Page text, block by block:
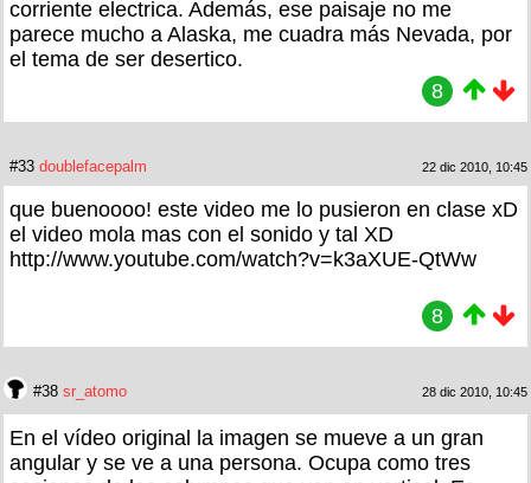
corriente electrica. Además, ese paisaje no me
parece mucho a Alaska, me cuadra más Nevada, por
el tema de ser desertico.
8
#33 doublefacepalm 22 dic 2010, 10:45
que buenoooo! este video me lo pusieron en clase xD
el video mola mas con el sonido y tal XD
http://www.youtube.com/watch?v=k3aXUE-QtWw
8
#38 sr_atomo 28 dic 2010, 10:45
En el vídeo original la imagen se mueve a un gran
angular y se ve a una persona. Ocupa como tres